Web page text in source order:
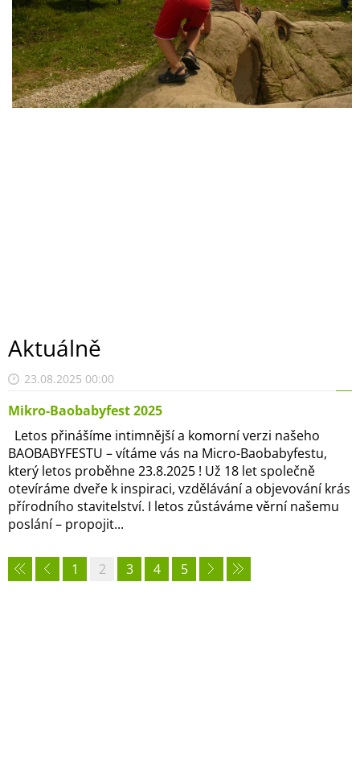
Aktuálně
23.08.2025 00:00
Mikro-Baobabyfest 2025
Letos přinášíme intimnější a komorní verzi našeho
BAOBABYFESTU – vítáme vás na Micro-Baobabyfestu,
který letos proběhne 23.8.2025 ! Už 18 let společně
otevíráme dveře k inspiraci, vzdělávání a objevování krás
přírodního stavitelství. I letos zůstáváme věrní našemu
poslání – propojit...
1 2 3 4 5